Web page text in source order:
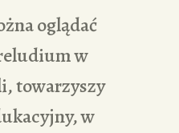
oglądać
w
towarzyszy
w